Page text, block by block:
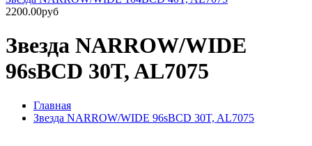
2200.00руб
Звезда NARROW/WIDE
96sBCD 30T, AL7075
Главная
Звезда NARROW/WIDE 96sBCD 30T, AL7075